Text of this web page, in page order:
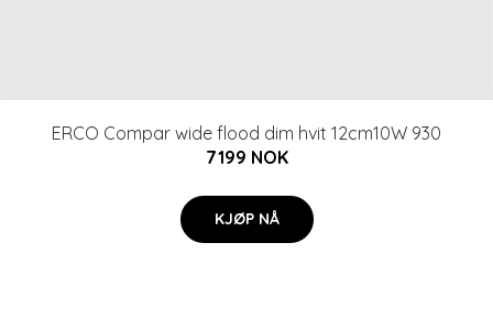
ERCO Compar wide flood dim hvit 12cm10W 930
7199 NOK
KJØP NÅ